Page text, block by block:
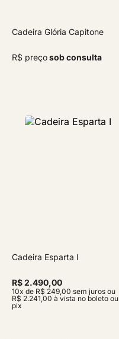
Cadeira Glória Capitone
R$ preçosob consulta
Cadeira Esparta I
R$ 2.490,00
10x de R$ 249,00 sem juros ou
R$ 2.241,00 à vista no boleto ou
pix